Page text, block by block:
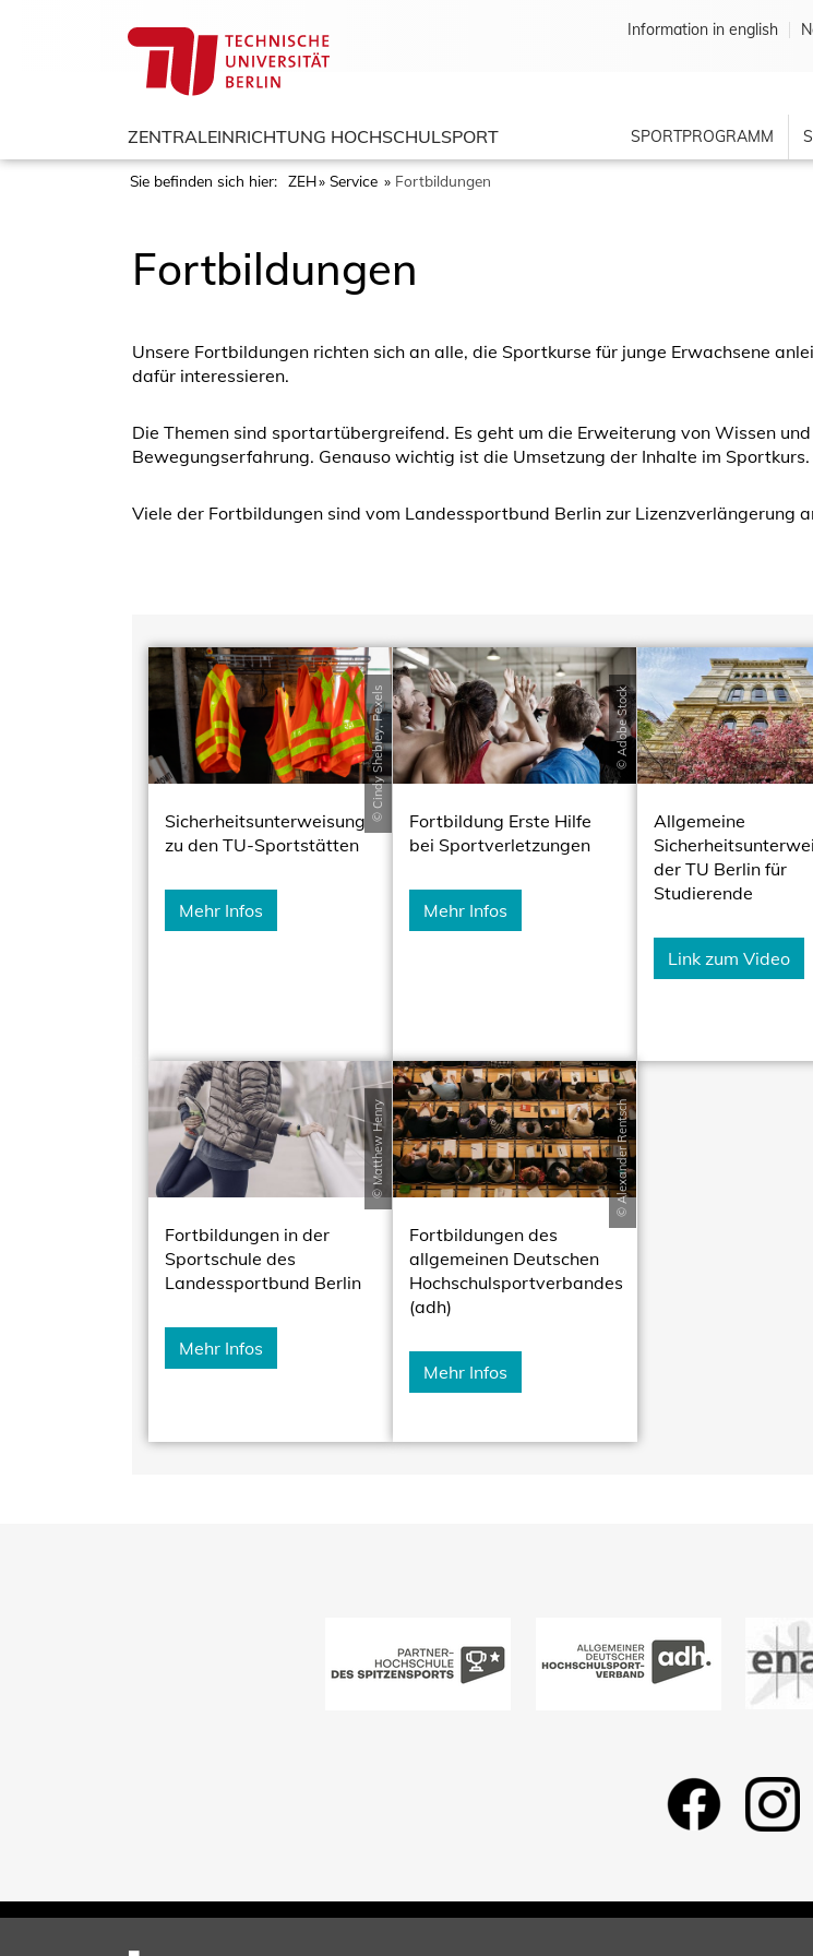
ZENTRALEINRICHTUNG HOCHSCHULSPORT
Information in english
SPORTPROGRAMM
Sie befinden sich hier: ZEH Service Fortbildungen
Fortbildungen
Unsere Fortbildungen richten sich an alle, die Sportkurse für junge Erwachsene
dafür interessieren.
Die Themen sind sportartübergreifend. Es geht um die Erweiterung von Wissen und
Bewegungserfahrung. Genauso wichtig ist die Umsetzung der Inhalte im Sportkurs.
Viele der Fortbildungen sind vom Landessportbund Berlin zur Lizenzverlängerung
© Cindy Shebley, Pexels
Sicherheitsunterweisung
zu den TU-Sportstätten
Mehr Infos
© Adobe Stock
Fortbildung Erste Hilfe
bei Sportverletzungen
Mehr Infos
Allgemeine
der TU Berlin für
Studierende
Link zum Video
© Matthew Henry
Fortbildungen in der
Sportschule des
Landessportbund Berlin
Mehr Infos
© Alexander Rentsch
Fortbildungen des
allgemeinen Deutschen
Hochschulsportverbandes
(adh)
Mehr Infos